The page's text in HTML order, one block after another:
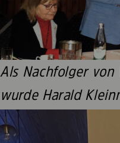
Als Nachfolger von
wurde Harald